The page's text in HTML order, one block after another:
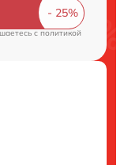
cполитикой